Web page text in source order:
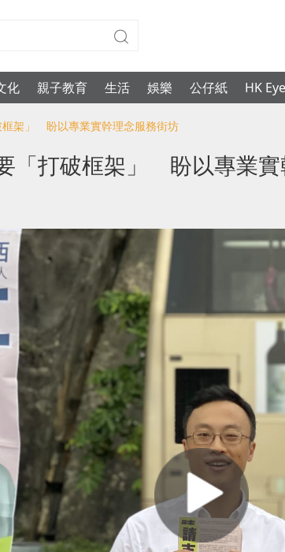
化 親子教育 生活 娛樂 公仔紙 HK Eye
架」 盼以專業實幹理念服務街坊
「打破框架」 盼以專業